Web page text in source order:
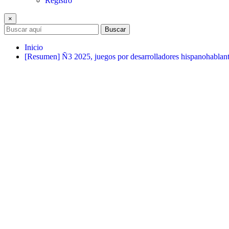
×
Buscar
Inicio
[Resumen] Ñ3 2025, juegos por desarrolladores